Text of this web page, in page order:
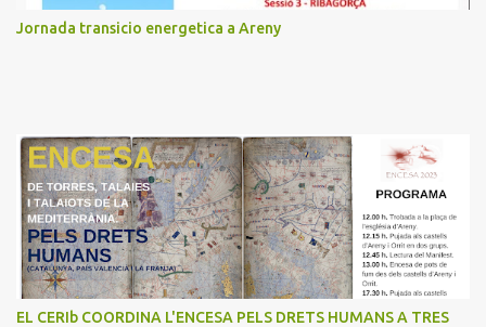
Jornada transicio energetica a Areny
EL CERIb COORDINA L'ENCESA PELS DRETS HUMANS A TRES